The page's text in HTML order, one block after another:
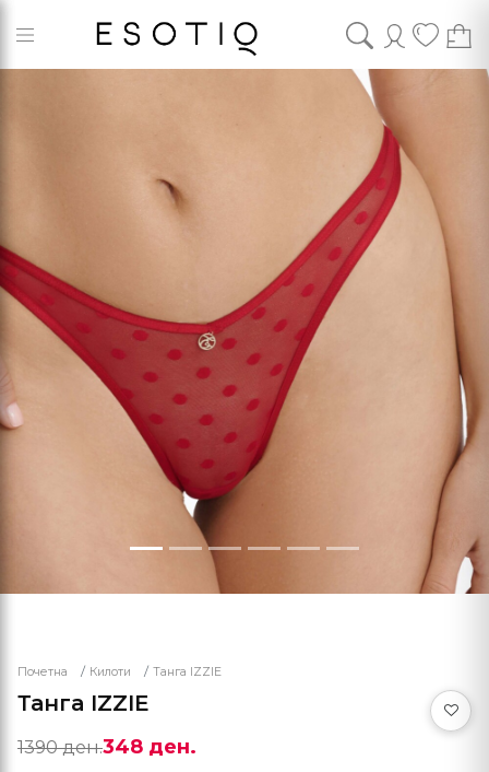
Почетна Килоти Танга IZZIE
Танга IZZIE
1390 ден.348 ден.